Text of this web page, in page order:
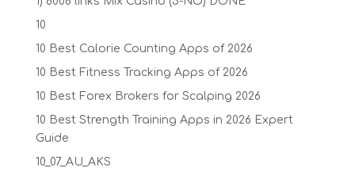
10
10 Best Calorie Counting Apps of 2026
10 Best Fitness Tracking Apps of 2026
10 Best Forex Brokers for Scalping 2026
10 Best Strength Training Apps in 2026 Expert
Guide
10_07_AU_AKS